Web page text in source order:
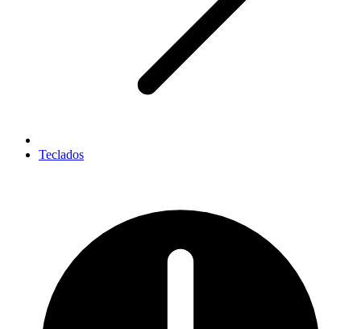
Teclados